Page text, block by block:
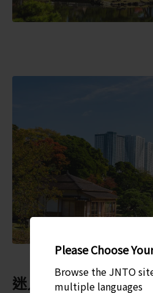
Please Choose
Browse the JNTO
multiple languages
迷人的時令繁花和綠